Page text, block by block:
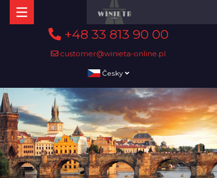
+48 33 813 90 00
customer@winieta-online.pl
Česky